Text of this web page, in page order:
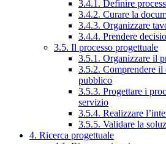
3.4.1. Definire
3.4.2. Curare la
3.4.3. Organizzare
3.4.4. Prendere
3.5. Il processo progettuale
3.5.1. Organizzare il
3.5.2. Comprendere il
pubblico
3.5.3. Progettare i
servizio
3.5.4. Realizzare
3.5.5. Validare la
4. Ricerca progettuale